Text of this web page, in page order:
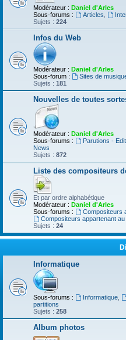
Modérateur : Daniel d'Arles
Sous-forums :
Articles
Sujets : 224
Infos du Web
Modérateur : Daniel d'Arles
Sous-forum :
Sites de
Sujets : 181
Nouvelles de toutes
Modérateur : Daniel d'Arles
Sous-forums :
Parutions -
News
Sujets : 872
Liste des compositeurs
Et par ordre alphabétique
Modérateur : Daniel d'Arles
Sous-forums :
Compositeurs
Compositeurs appartenant au
Sujets : 24
Informatique
Sous-forums : Informatique,
partitions
Sujets : 258
Album photos